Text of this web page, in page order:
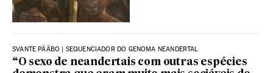
SVANTE PÄÄBO | SEQUENCIADOR DO GENOMA NEANDERTAL
“O sexo de neandertais com outras espécies